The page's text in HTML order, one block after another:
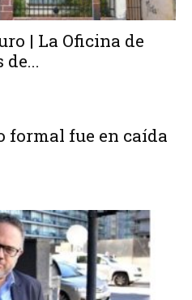
| La Oficina de
formal fue en caída